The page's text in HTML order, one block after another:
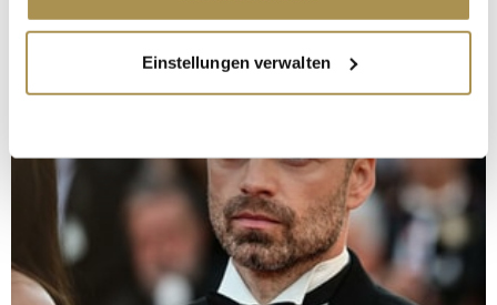
Informationen über Ihre geografische Lage
erfassen, welche bis auf einige Meter genau sein
bestimmten Merkmalen (Fingerprinting) identifizieren
Erfahren Sie mehr darüber, wie Ihre persönlichen Daten
verarbeitet werden, und legen Sie Ihre Präferenzen im
Abschnitt Einzelheiten
fest.
Einstellungen verwalten